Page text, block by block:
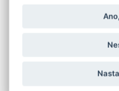
V záložce soubory